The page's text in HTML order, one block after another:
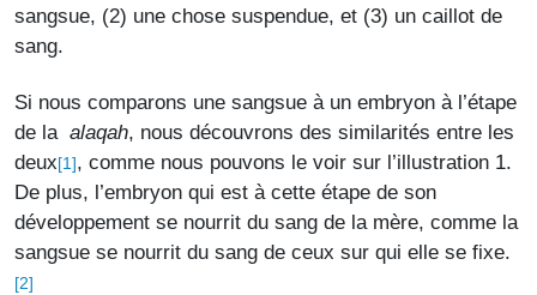
sangsue, (2) une chose suspendue, et (3) un caillot de
sang.
Si nous comparons une sangsue à un embryon à l’étape
de la alaqah, nous découvrons des similarités entre les
deux[1], comme nous pouvons le voir sur l’illustration 1.
De plus, l’embryon qui est à cette étape de son
développement se nourrit du sang de la mère, comme la
sangsue se nourrit du sang de ceux sur qui elle se fixe.
[2]